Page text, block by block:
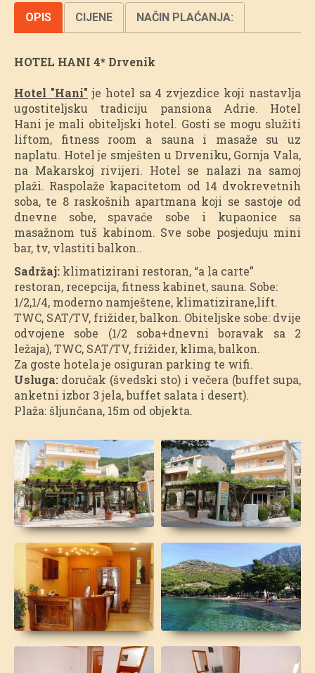
OPIS CIJENE NAČIN PLAĆANJA:
HOTEL HANI 4* Drvenik
Hotel "Hani" je hotel sa 4 zvjezdice koji nastavlja
ugostiteljsku tradiciju pansiona Adrie. Hotel
Hani je mali obiteljski hotel. Gosti se mogu služiti
liftom, fitness room a sauna i masaže su uz
naplatu. Hotel je smješten u Drveniku, Gornja Vala,
na Makarskoj rivijeri. Hotel se nalazi na samoj
plaži. Raspolaže kapacitetom od 14 dvokrevetnih
soba, te 8 raskošnih apartmana koji se sastoje od
dnevne sobe, spavaće sobe i kupaonice sa
masažnom tuš kabinom. Sve sobe posjeduju mini
bar, tv, vlastiti balkon..
Sadržaj: klimatizirani restoran, “a la carte”
restoran, recepcija, fitness kabinet, sauna. Sobe:
1/2,1/4, moderno namještene, klimatizirane,lift.
TWC, SAT/TV, frižider, balkon. Obiteljske sobe: dvije
odvojene sobe (1/2 soba+dnevni boravak sa 2
ležaja), TWC, SAT/TV, frižider, klima, balkon.
Za goste hotela je osiguran parking te wifi.
Usluga: doručak (švedski sto) i večera (buffet supa,
anketni izbor 3 jela, buffet salata i desert).
Plaža: šljunčana, 15m od objekta.